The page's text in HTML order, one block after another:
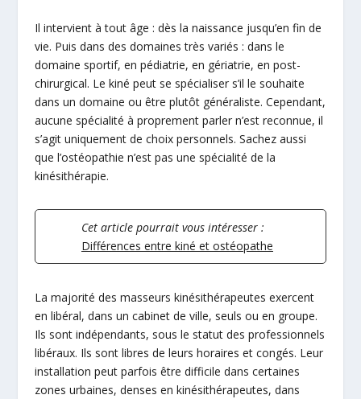
Il intervient à tout âge : dès la naissance jusqu’en fin de
vie. Puis dans des domaines très variés : dans le
domaine sportif, en pédiatrie, en gériatrie, en post-
chirurgical. Le kiné peut se spécialiser s’il le souhaite
dans un domaine ou être plutôt généraliste. Cependant,
aucune spécialité à proprement parler n’est reconnue, il
s’agit uniquement de choix personnels. Sachez aussi
que l’ostéopathie n’est pas une spécialité de la
kinésithérapie.
Cet article pourrait vous intéresser :
Différences entre kiné et ostéopathe
La majorité des masseurs kinésithérapeutes exercent
en libéral, dans un cabinet de ville, seuls ou en groupe.
Ils sont indépendants, sous le statut des professionnels
libéraux. Ils sont libres de leurs horaires et congés. Leur
installation peut parfois être difficile dans certaines
zones urbaines, denses en kinésithérapeutes, dans